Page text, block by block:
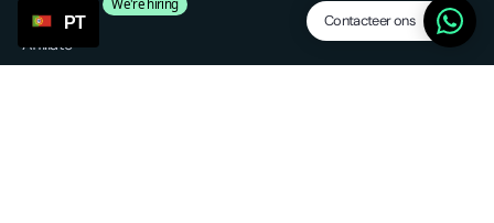
Contacteer ons
Vacatures
We're hiring
Affiliate
PT